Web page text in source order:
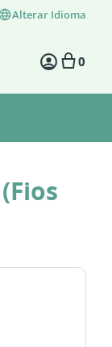
Alterar Idioma
0